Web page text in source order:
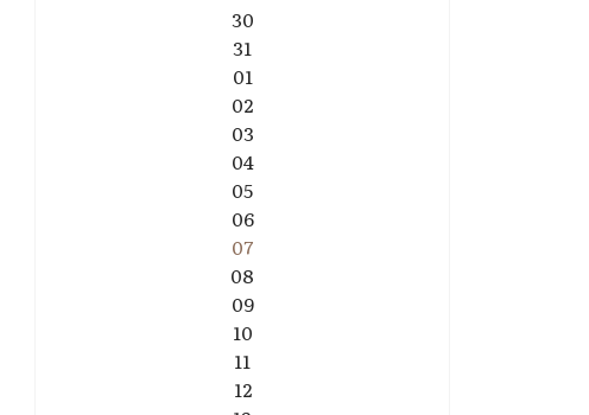
30
31
01
02
03
04
05
06
07
08
09
10
11
12